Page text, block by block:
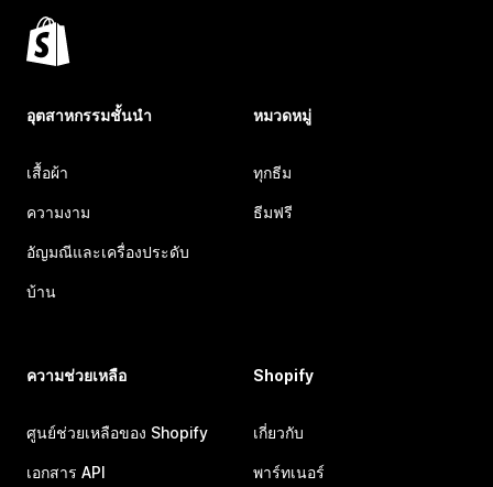
อุตสาหกรรมชั้นนำ
เสื้อผ้า
ความงาม
อัญมณีและเครื่องประดับ
บ้าน
หมวดหมู่
ทุกธีม
ธีมฟรี
ความช่วยเหลือ
ศูนย์ช่วยเหลือของ Shopify
เอกสาร API
Shopify
เกี่ยวกับ
พาร์ทเนอร์